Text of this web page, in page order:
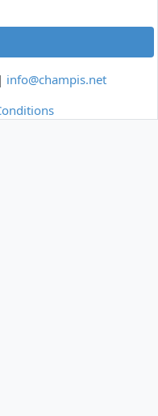
info@champis.net